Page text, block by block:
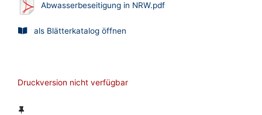
Abwasserbeseitigung in NRW.pdf
als Blätterkatalog öffnen
Druckversion nicht verfügbar